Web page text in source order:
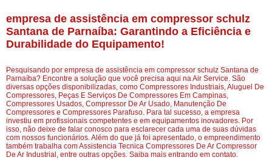
empresa de assistência em compressor schulz
Santana de Parnaíba: Garantindo a Eficiência e
Durabilidade do Equipamento!
Pesquisando por empresa de assistência em compressor schulz Santana de
Parnaíba? Encontre a solução que você precisa aqui na Air Service. São
diversas opções disponibilizadas, como Compressores Industriais, Aluguel De
Compressores, Peças E Serviços De Compressores Em Campinas,
Compressores Usados, Compressor De Ar Usado, Manutenção De
Compressores e Compressores Parafuso. Para tal sucesso, a empresa
investiu em profissionais competentes e em equipamentos inovadores. Por
isso, não deixe de falar conosco para esclarecer cada uma de suas dúvidas
com nossos funcionários. Além do que já foi apresentado, o empreendimento
também trabalha com Assistencia Tecnica Compressores De Ar Compressor
De Ar Industrial, entre outras opções. Saiba mais entrando em contato.